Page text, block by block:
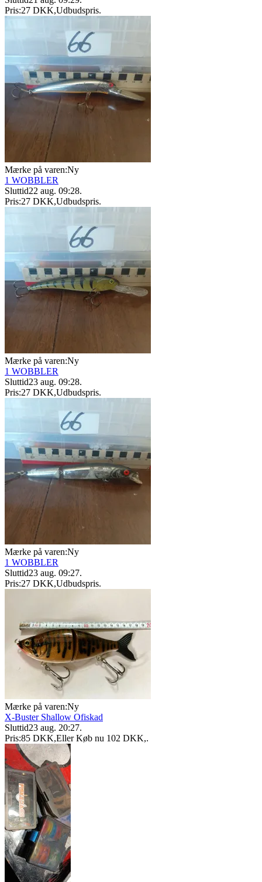
Pris:27 DKK,Udbudspris.
Mærke på varen:Ny
1 WOBBLER
Sluttid22 aug. 09:28.
Pris:27 DKK,Udbudspris.
Mærke på varen:Ny
1 WOBBLER
Sluttid23 aug. 09:28.
Pris:27 DKK,Udbudspris.
Mærke på varen:Ny
1 WOBBLER
Sluttid23 aug. 09:27.
Pris:27 DKK,Udbudspris.
Mærke på varen:Ny
X-Buster Shallow Ofiskad
Sluttid23 aug. 20:27.
Pris:85 DKK,Eller Køb nu 102 DKK,.